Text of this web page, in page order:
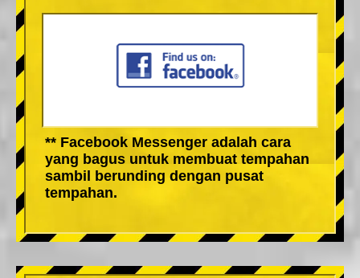
** Facebook Messenger adalah cara
yang bagus untuk membuat tempahan
sambil berunding dengan pusat
tempahan.